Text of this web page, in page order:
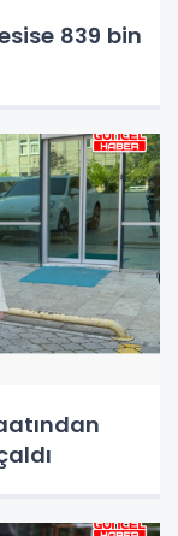
839 bin